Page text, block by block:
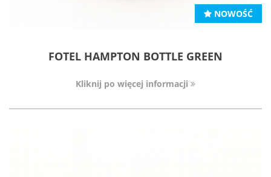
NOWOŚĆ
FOTEL HAMPTON BOTTLE GREEN
Kliknij po więcej informacji